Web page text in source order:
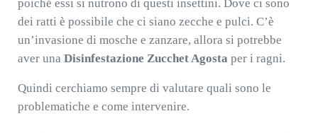
poiché essi si nutrono di questi insettini. Dove ci sono
dei ratti è possibile che ci siano zecche e pulci. C’è
un’invasione di mosche e zanzare, allora si potrebbe
aver una Disinfestazione Zucchet Agosta per i ragni.
Quindi cerchiamo sempre di valutare quali sono le
problematiche e come intervenire.